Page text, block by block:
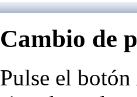
Cambio de
Pulse el botón